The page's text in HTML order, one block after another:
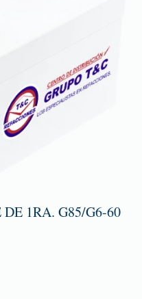
1RA. G85/G6-60